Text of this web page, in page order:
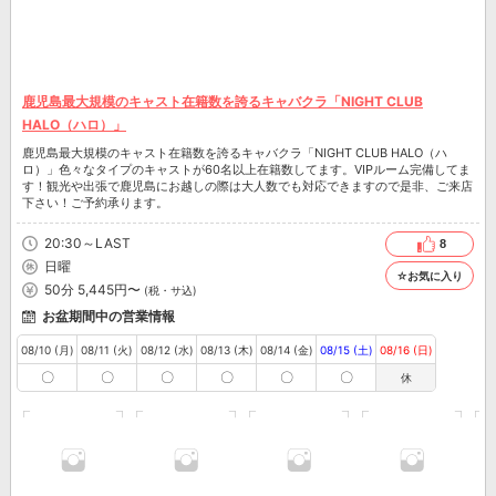
鹿児島最大規模のキャスト在籍数を誇るキャバクラ「NIGHT CLUB
HALO（ハロ）」
鹿児島最大規模のキャスト在籍数を誇るキャバクラ「NIGHT CLUB HALO（ハ
ロ）」色々なタイプのキャストが60名以上在籍数してます。VIPルーム完備してま
す！観光や出張で鹿児島にお越しの際は大人数でも対応できますので是非、ご来店
下さい！ご予約承ります。
20:30～LAST
日曜
50分 5,445円〜 (税・サ込)
8
☆お気に入り
お盆期間中の営業情報
08/10 (月)
〇
08/11 (火)
〇
08/12 (水)
〇
08/13 (木)
〇
08/14 (金)
〇
08/15 (土)
〇
08/16 (日)
休